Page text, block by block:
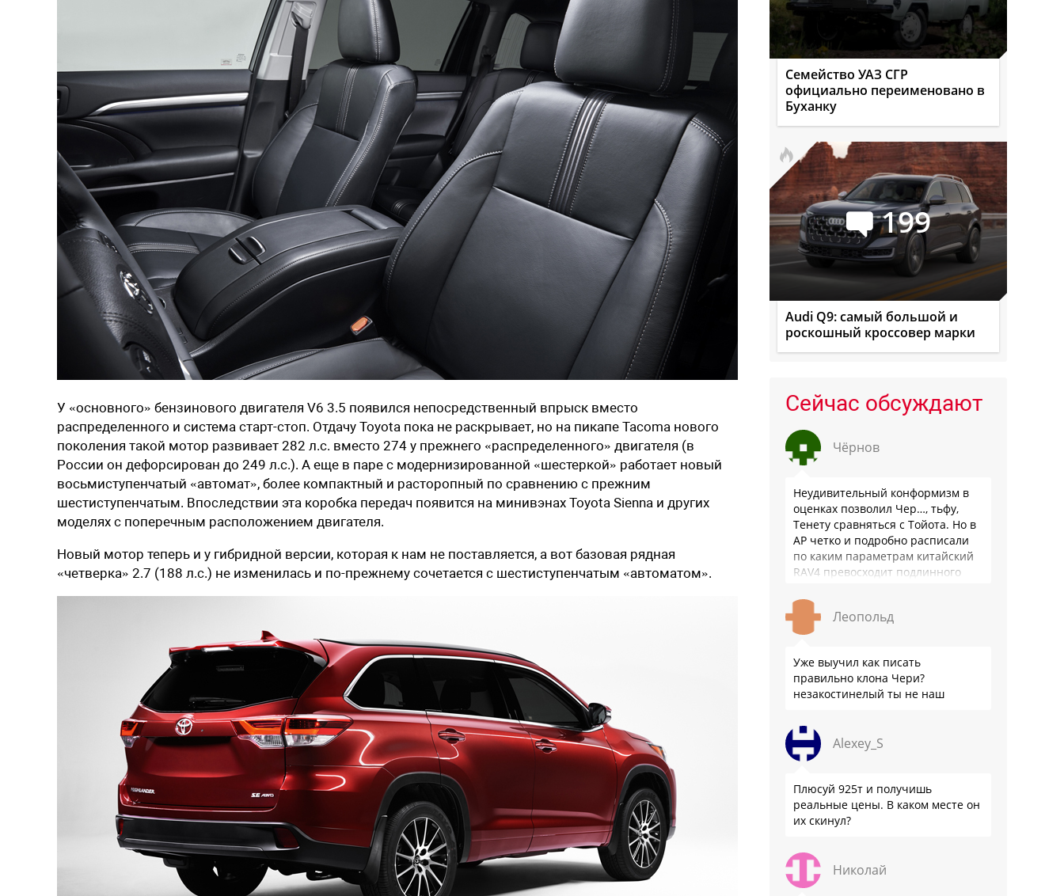
У «основного» бензинового двигателя V6 3.5 появился непосредственный впрыск вместо
распределенного и система старт-стоп. Отдачу Toyota пока не раскрывает, но на пикапе Tacoma нового
поколения такой мотор развивает 282 л.с. вместо 274 у прежнего «распределенного» двигателя (в
России он дефорсирован до 249 л.с.). А еще в паре с модернизированной «шестеркой» работает новый
восьмиступенчатый «автомат», более компактный и расторопный по сравнению с прежним
шестиступенчатым. Впоследствии эта коробка передач появится на минивэнах Toyota Sienna и других
моделях с поперечным расположением двигателя.
Новый мотор теперь и у гибридной версии, которая к нам не поставляется, а вот базовая рядная
«четверка» 2.7 (188 л.с.) не изменилась и по-прежнему сочетается с шестиступенчатым «автоматом».
Семейство УАЗ СГР
официально переименовано в
Буханку
199
Audi Q9: самый большой и
роскошный кроссовер марки
Сейчас обсуждают
Чёрнов
Неудивительный конформизм в
оценках позволил Чер…, тьфу,
Тенету сравняться с Тойота. Но в
АР четко и подробно расписали
по каким параметрам китайский
RAV4 превосходит подлинного
подвеска едет ровно и приятно …
Леопольд
Уже выучил как писать
правильно клона Чери?
незакостинелый ты не наш
Alexey_S
Плюсуй 925т и получишь
реальные цены. В каком месте он
их скинул?
Николай